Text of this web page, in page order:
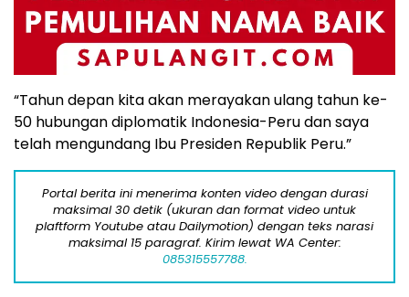
“Tahun depan kita akan merayakan ulang tahun ke-
50 hubungan diplomatik Indonesia-Peru dan saya
telah mengundang Ibu Presiden Republik Peru.”
Portal berita ini menerima konten video dengan durasi
maksimal 30 detik (ukuran dan format video untuk
plaftform Youtube atau Dailymotion) dengan teks narasi
maksimal 15 paragraf. Kirim lewat WA Center:
085315557788.